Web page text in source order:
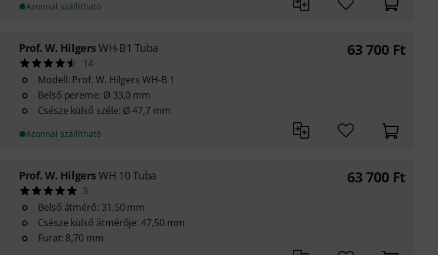
Azonnal szállítható
Prof. W. Hilgers WH-B1 Tuba
14
Modell: Prof. W. Hilgers WH-B 1
Belső pereme: Ø 33,0 mm
Csésze külső széle: Ø 47,7 mm
Azonnal szállítható
63 700 Ft
Prof. W. Hilgers WH 10 Tuba
3
Belső átmérő: 31,50 mm
Csésze külső átmérője: 47,50 mm
Furat: 8,70 mm
63 700 Ft